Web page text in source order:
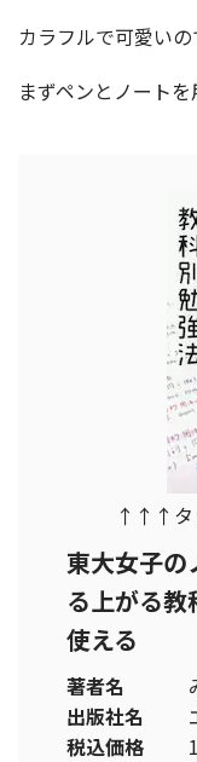
カラフルで可愛い
まずペンとノートを
↑↑↑タ
東大女子
る上がる
使える
著者名
出版社名
税込価格